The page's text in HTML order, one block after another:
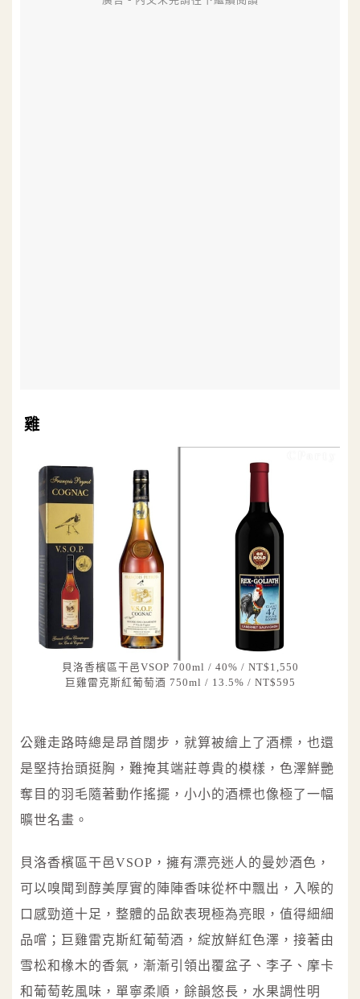
雞
貝洛香檳區干邑VSOP 700ml / 40% / NT$1,550
巨雞雷克斯紅葡萄酒 750ml / 13.5% / NT$595
公雞走路時總是昂首闊步，就算被繪上了酒標，也還
是堅持抬頭挺胸，難掩其端莊尊貴的模樣，色澤鮮艷
奪目的羽毛隨著動作搖擺，小小的酒標也像極了一幅
曠世名畫。
貝洛香檳區干邑VSOP，擁有漂亮迷人的曼妙酒色，
可以嗅聞到醇美厚實的陣陣香味從杯中飄出，入喉的
口感勁道十足，整體的品飲表現極為亮眼，值得細細
品嚐；巨雞雷克斯紅葡萄酒，綻放鮮紅色澤，接著由
雪松和橡木的香氣，漸漸引領出覆盆子、李子、摩卡
和葡萄乾風味，單寧柔順，餘韻悠長，水果調性明